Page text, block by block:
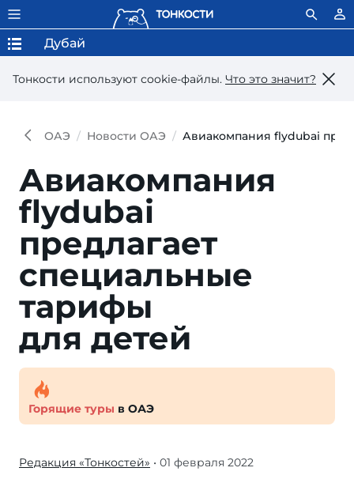
Тонкости используют сookie-файлы. Что это значит?
Дубай
ОАЭ Новости ОАЭ Авиакомпания flydubai
Авиакомпания
flydubai
предлагает
специальные
тарифы
для детей
Горящие туры в ОАЭ
Редакция «Тонкостей» • 01 февраля 2022